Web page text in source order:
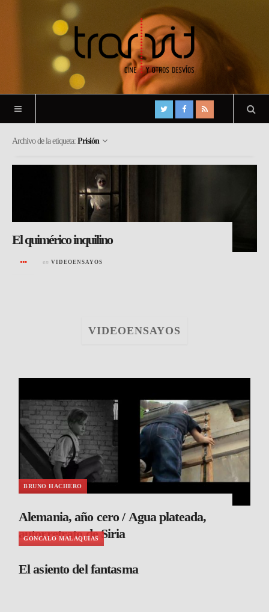
Archivo de la etiqueta: Prisión
El quimérico inquilino
en VIDEOENSAYOS
VIDEOENSAYOS
BRUNO HACHERO
Alemania, año cero / Agua plateada,
autorretrato de Siria
GONCALO MALAQUIAS
El asiento del fantasma